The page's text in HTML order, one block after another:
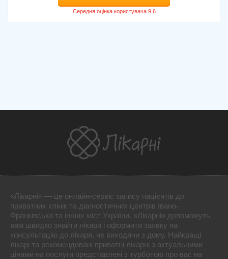
«Лікарні» — це онлайн-сервіс запису пацієнтів до
приватних клінік та діагностичних центрів Івано-
Франківська та інших міст України. «Лікарні» допоможуть
вам швидко знайти лікаря і оформити заявку на
консультацію до лікаря, не виходячи з дому. Найкращі
лікарі та рекомендовані приватні лікарні з актуальними
цінами на послуги представлені з турботою про вас на